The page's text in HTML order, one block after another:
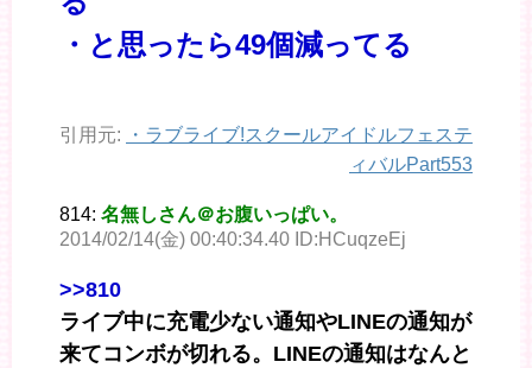
・と思ったら49個減ってる
引用元: ・ ラブライブ!スクールアイドルフェステ
ィバルPart553
814: 名無しさん＠お腹いっぱい。
2014/02/14(金) 00:40:34.40 ID:HCuqzeEj
>>810
ライブ中に充電少ない通知やLINEの通知が
来てコンボが切れる。LINEの通知はなんと